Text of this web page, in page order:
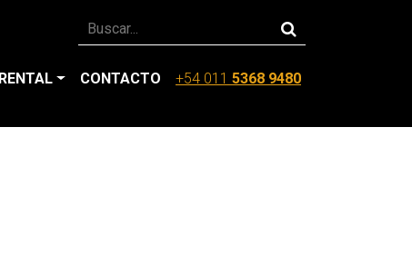
RENTAL CONTACTO +54 011 5368 9480